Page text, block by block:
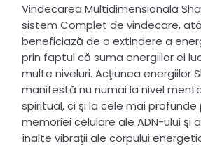
Vindecarea Multidimensională
sistem Complet de vindecare,
beneficiază de o extindere a
prin faptul că suma energiilor ei
multe niveluri. Acţiunea energiilor
manifestă nu numai la nivel
spiritual, ci şi la cele mai profunde
memoriei celulare ale ADN-ului şi
înalte vibraţii ale corpului